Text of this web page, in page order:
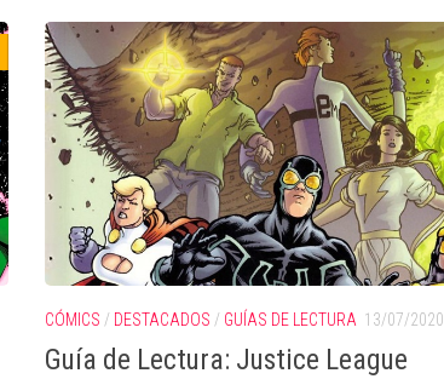
CÓMICS / DESTACADOS / GUÍAS DE LECTURA 13/07/2020
Guía de Lectura: Justice League